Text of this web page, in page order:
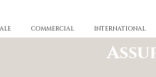
COMMERCIAL INTERNATIONAL